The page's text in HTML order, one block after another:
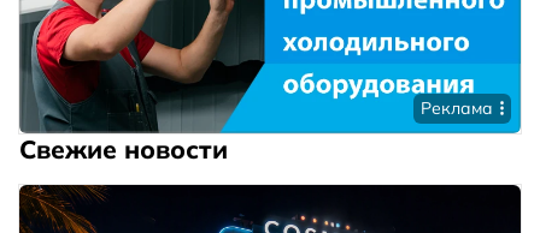
Реклама
Свежие новости